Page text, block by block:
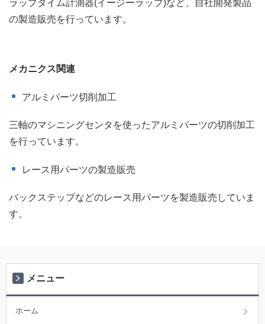
ラップタイム計測器(イージーラップ)など、自社開発製品
の製造販売を行っています。
メカニクス関連
アルミパーツ切削加工
三軸のマシニングセンタを使ったアルミパーツの切削加工
を行っています。
レース用パーツの製造販売
バックステップなどのレース用パーツを製造販売していま
す。
メニュー
ホーム